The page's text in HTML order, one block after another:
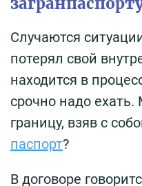
Случаются
потерял свой
находится в
срочно надо
границу, взяв с
паспорт?
В договоре